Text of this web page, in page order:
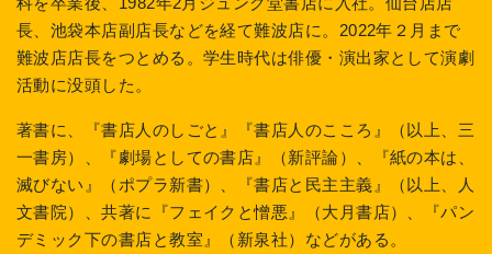
長、池袋本店副店長などを経て難波店に。2022年２月まで
難波店店長をつとめる。学生時代は俳優・演出家として演劇
活動に没頭した。
著書に、『書店人のしごと』『書店人のこころ』（以上、三
一書房）、『劇場としての書店』（新評論）、『紙の本は、
滅びない』（ポプラ新書）、『書店と民主主義』（以上、人
文書院）、共著に『フェイクと憎悪』（大月書店）、『パン
デミック下の書店と教室』（新泉社）などがある。